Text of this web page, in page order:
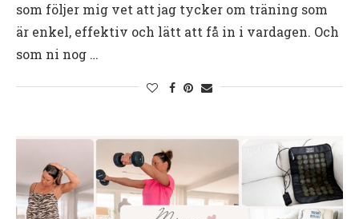
som följer mig vet att jag tycker om träning som
är enkel, effektiv och lätt att få in i vardagen. Och
som ni nog …